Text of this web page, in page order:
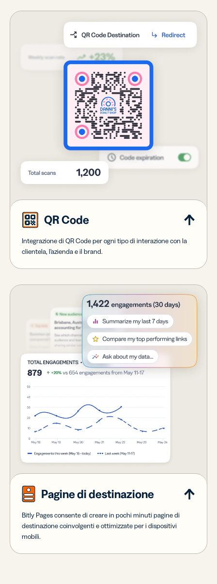
QR Code
Integrazione di QR Code per ogni tipo di interazione con la
clientela, l'azienda e il brand.
Pagine di destinazione
Bitly Pages consente di creare in pochi minuti pagine di
destinazione coinvolgenti e ottimizzate per i dispositivi
mobili.